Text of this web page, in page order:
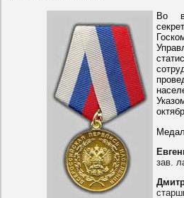
Во
зав.